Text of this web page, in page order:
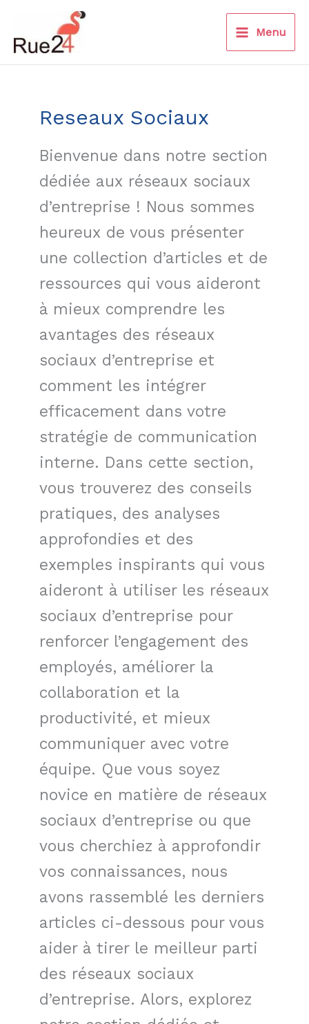
contenu
Menu
Reseaux Sociaux
Bienvenue dans notre section
dédiée aux réseaux sociaux
d’entreprise ! Nous sommes
heureux de vous présenter
une collection d’articles et de
ressources qui vous aideront
à mieux comprendre les
avantages des réseaux
sociaux d’entreprise et
comment les intégrer
efficacement dans votre
stratégie de communication
interne. Dans cette section,
vous trouverez des conseils
pratiques, des analyses
approfondies et des
exemples inspirants qui vous
aideront à utiliser les réseaux
sociaux d’entreprise pour
renforcer l’engagement des
employés, améliorer la
collaboration et la
productivité, et mieux
communiquer avec votre
équipe. Que vous soyez
novice en matière de réseaux
sociaux d’entreprise ou que
vous cherchiez à approfondir
vos connaissances, nous
avons rassemblé les derniers
articles ci-dessous pour vous
aider à tirer le meilleur parti
des réseaux sociaux
d’entreprise. Alors, explorez